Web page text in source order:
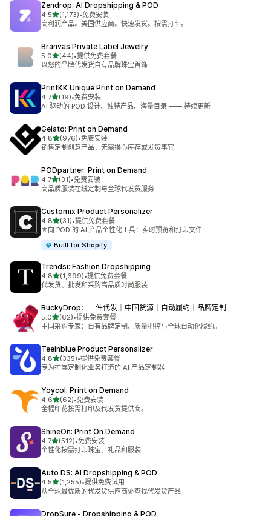
Zendrop: AI Dropshipping & POD
4.5星（满分 5 星）
(1,173)
总共 1173 条评论
•免费安装
高利润产品。美国供应商。快速发货。按需打印。
Branvas Private Label Jewelry
5.0星（满分 5 星）
(44)
总共 44 条评论
•提供免费套餐
以您的品牌代发货自有品牌珠宝首饰
PrintKK Unique Print on Demand
4.7星（满分 5 星）
(19)
总共 19 条评论
•免费安装
AI 驱动的 POD 设计、独特产品、海量目录 —— 持续更新
Gelato: Print on Demand
4.8星（满分 5 星）
(976)
总共 976 条评论
•免费安装
销售定制创意产品，无需操心库存或发货事宜
PODpartner: Print on Demand
4.7星（满分 5 星）
(31)
总共 31 条评论
•免费安装
高品质服装在线定制与全球代发货服务
Customix Product Personalizer
4.8星（满分 5 星）
(31)
总共 31 条评论
•提供免费套餐
面向 POD 的 AI 产品个性化工具：实时预览和打印文件
Built for Shopify
Trendsi: Fashion Dropshipping
4.8星（满分 5 星）
(1,699)
总共 1699 条评论
•提供免费套餐
代发货、批发和采购高品质时尚服装
BuckyDrop：一件代发｜中国货源｜自动履约｜品牌定制
5.0星（满分 5 星）
(62)
总共 62 条评论
•提供免费套餐
中国采购专家：自有品牌定制、质量把控与全球自动化履约。
Teeinblue Product Personalizer
4.8星（满分 5 星）
(335)
总共 335 条评论
•提供免费套餐
专为扩展定制化业务打造的 AI 产品定制器
Yoycol: Print on Demand
4.6星（满分 5 星）
(62)
总共 62 条评论
•免费安装
全幅印花按需打印及代发货提供商。
ShineOn: Print On Demand
4.7星（满分 5 星）
(512)
总共 512 条评论
•免费安装
个性化按需打印珠宝、礼品和服装
Auto DS: AI Dropshipping & POD
4.5星（满分 5 星）
(1,255)
总共 1255 条评论
•提供免费试用
从全球最优质的代发货供应商处查找代发货产品
DropSure ‑ Dropshipping & POD